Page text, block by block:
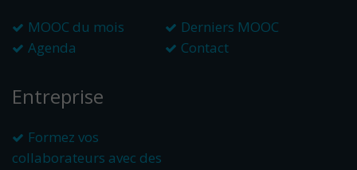
MOOC du mois
Derniers MOOC
Agenda
Contact
Entreprise
Formez vos
collaborateurs avec des